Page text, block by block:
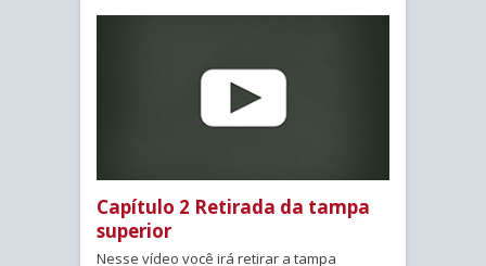
Capítulo 2 Retirada da tampa
superior
Nesse vídeo você irá retirar a tampa